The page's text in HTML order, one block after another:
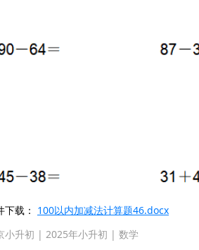
载： 100以内加减法计算题46.docx
小升初 | 2025年小升初 | 数学